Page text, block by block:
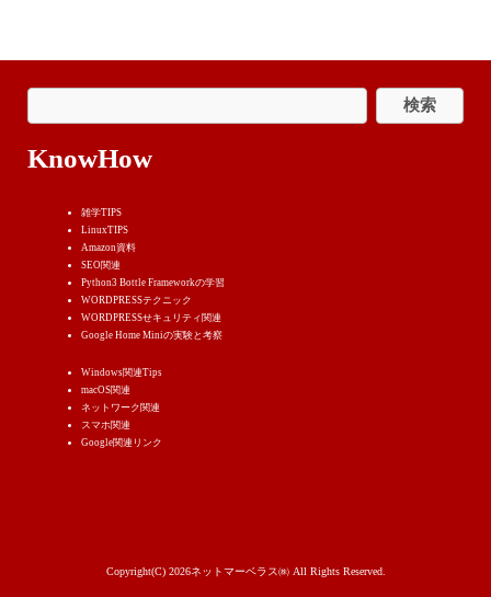
KnowHow
雑学TIPS
LinuxTIPS
Amazon資料
SEO関連
Python3 Bottle Frameworkの学習
WORDPRESSテクニック
WORDPRESSせキュリティ関連
Google Home Miniの実験と考察
Windows関連Tips
macOS関連
ネットワーク関連
スマホ関連
Google関連リンク
Copyright(C) 2026ネットマーベラス㈱ All Rights Reserved.